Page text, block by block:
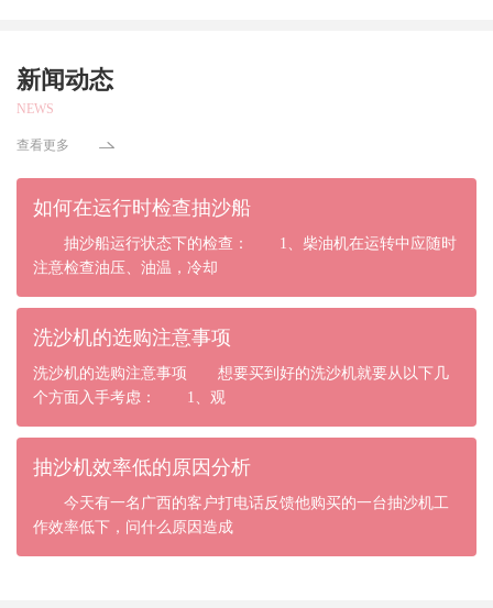
新闻动态
NEWS
查看更多
如何在运行时检查抽沙船
抽沙船运行状态下的检查： 1、柴油机在运转中应随时
注意检查油压、油温，冷却
洗沙机的选购注意事项
洗沙机的选购注意事项 想要买到好的洗沙机就要从以下几
个方面入手考虑： 1、观
抽沙机效率低的原因分析
今天有一名广西的客户打电话反馈他购买的一台抽沙机工
作效率低下，问什么原因造成